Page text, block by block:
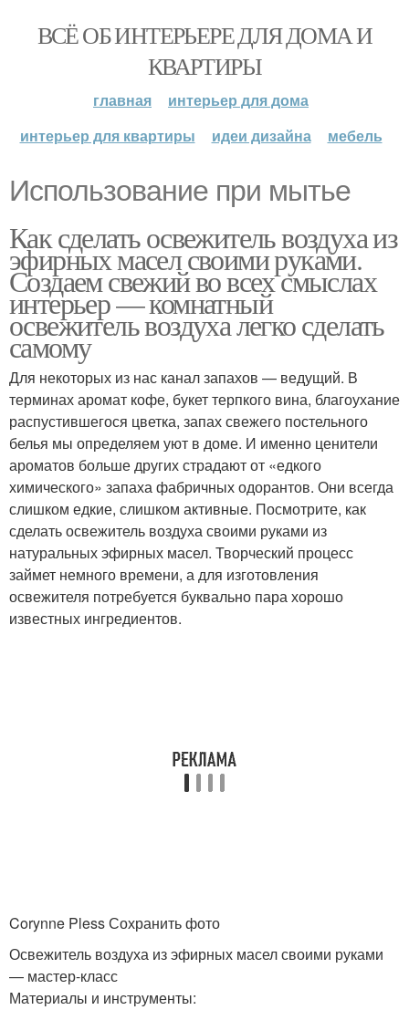
ВСЁ ОБ ИНТЕРЬЕРЕ ДЛЯ ДОМА И
КВАРТИРЫ
главная
интерьер для дома
интерьер для квартиры
идеи дизайна мебель
Использование при мытье
Как сделать освежитель воздуха из
эфирных масел своими руками.
Создаем свежий во всех смыслах
интерьер — комнатный
освежитель воздуха легко сделать
самому
Для некоторых из нас канал запахов — ведущий. В
терминах аромат кофе, букет терпкого вина, благоухание
распустившегося цветка, запах свежего постельного
белья мы определяем уют в доме. И именно ценители
ароматов больше других страдают от «едкого
химического» запаха фабричных одорантов. Они всегда
слишком едкие, слишком активные. Посмотрите, как
сделать освежитель воздуха своими руками из
натуральных эфирных масел. Творческий процесс
займет немного времени, а для изготовления
освежителя потребуется буквально пара хорошо
известных ингредиентов.
Corynne Pless Сохранить фото
Освежитель воздуха из эфирных масел своими руками
— мастер-класс
Материалы и инструменты: